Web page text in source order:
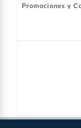
Promociones y